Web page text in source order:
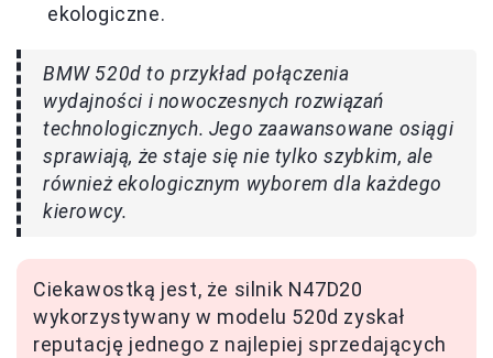
ekologiczne.
BMW 520d to przykład połączenia
wydajności i nowoczesnych rozwiązań
technologicznych. Jego zaawansowane osiągi
sprawiają, że staje się nie tylko szybkim, ale
również ekologicznym wyborem dla każdego
kierowcy.
Ciekawostką jest, że silnik N47D20
wykorzystywany w modelu 520d zyskał
reputację jednego z najlepiej sprzedających